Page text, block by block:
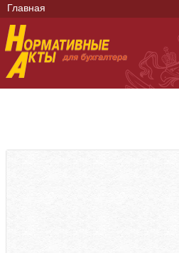
Главная